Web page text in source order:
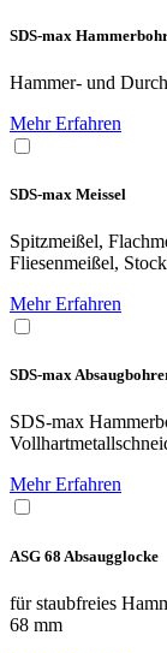
SDS-max
Hammer- und
Mehr Erfahren
SDS-max Meissel
Spitzmeißel,
Fliesenmeißel,
Mehr Erfahren
SDS-max
SDS-max
Mehr Erfahren
ASG 68 Absaugglocke
für staubfreies
68 mm